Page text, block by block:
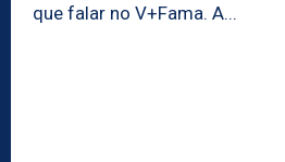
que falar no V+Fama. A...